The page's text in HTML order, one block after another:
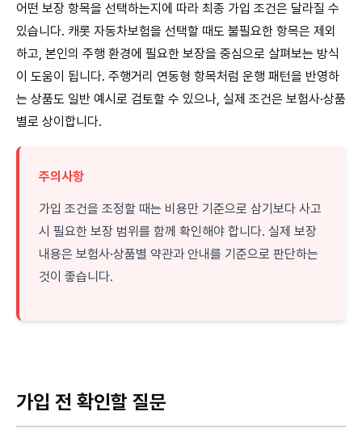
어떤 보장 항목을 선택하는지에 따라 최종 가입 조건은 달라질 수
있습니다. 캐롯 자동차보험을 선택할 때도 불필요한 항목은 제외
하고, 본인의 주행 환경에 필요한 보장을 중심으로 살펴보는 방식
이 도움이 됩니다. 주행거리 연동형 항목처럼 운행 패턴을 반영하
는 상품도 일반 예시로 검토할 수 있으나, 실제 조건은 보험사·상품
별로 상이합니다.
주의사항
가입 조건을 조정할 때는 비용만 기준으로 삼기보다 사고
시 필요한 보장 범위를 함께 확인해야 합니다. 실제 보장
내용은 보험사·상품별 약관과 안내를 기준으로 판단하는
것이 좋습니다.
가입 전 확인할 질문